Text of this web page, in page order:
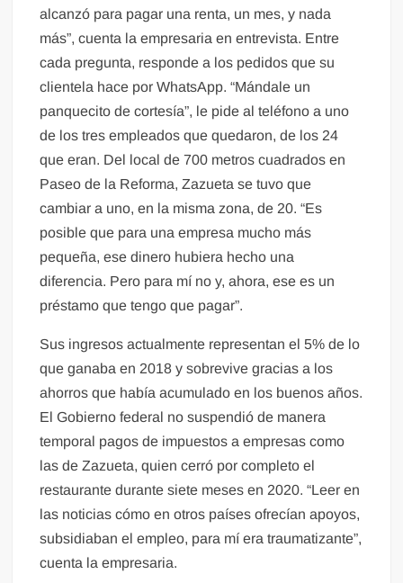
alcanzó para pagar una renta, un mes, y nada
más”, cuenta la empresaria en entrevista. Entre
cada pregunta, responde a los pedidos que su
clientela hace por WhatsApp. “Mándale un
panquecito de cortesía”, le pide al teléfono a uno
de los tres empleados que quedaron, de los 24
que eran. Del local de 700 metros cuadrados en
Paseo de la Reforma, Zazueta se tuvo que
cambiar a uno, en la misma zona, de 20. “Es
posible que para una empresa mucho más
pequeña, ese dinero hubiera hecho una
diferencia. Pero para mí no y, ahora, ese es un
préstamo que tengo que pagar”.
Sus ingresos actualmente representan el 5% de lo
que ganaba en 2018 y sobrevive gracias a los
ahorros que había acumulado en los buenos años.
El Gobierno federal no suspendió de manera
temporal pagos de impuestos a empresas como
las de Zazueta, quien cerró por completo el
restaurante durante siete meses en 2020. “Leer en
las noticias cómo en otros países ofrecían apoyos,
subsidiaban el empleo, para mí era traumatizante”,
cuenta la empresaria.